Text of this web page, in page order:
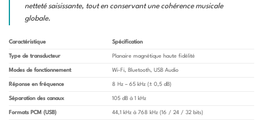
netteté saisissante, tout en conservant une cohérence musicale
globale.
Caractéristique Spécification
Type de transducteur Planaire magnétique haute fidélité
Modes de fonctionnement Wi-Fi, Bluetooth, USB Audio
Réponse en fréquence 8 Hz – 65 kHz (± 0,5 dB)
Séparation des canaux 105 dB à 1 kHz
Formats PCM (USB) 44,1 kHz à 768 kHz (16 / 24 / 32 bits)